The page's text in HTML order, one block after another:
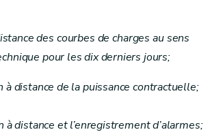
des courbes de charges au sens
pour les dix derniers jours;
à distance de la puissance contractuelle;
à distance et l’enregistrement d’alarmes;